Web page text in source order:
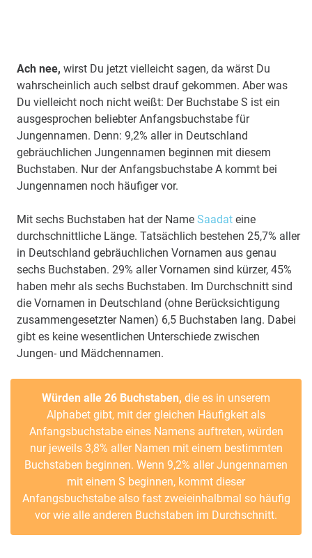
Ach nee, wirst Du jetzt vielleicht sagen, da wärst Du
wahrscheinlich auch selbst drauf gekommen. Aber was
Du vielleicht noch nicht weißt: Der Buchstabe S ist ein
ausgesprochen beliebter Anfangsbuchstabe für
Jungennamen. Denn: 9,2% aller in Deutschland
gebräuchlichen Jungennamen beginnen mit diesem
Buchstaben. Nur der Anfangsbuchstabe A kommt bei
Jungennamen noch häufiger vor.
Mit sechs Buchstaben hat der Name Saadat eine
durchschnittliche Länge. Tatsächlich bestehen 25,7% aller
in Deutschland gebräuchlichen Vornamen aus genau
sechs Buchstaben. 29% aller Vornamen sind kürzer, 45%
haben mehr als sechs Buchstaben. Im Durchschnitt sind
die Vornamen in Deutschland (ohne Berücksichtigung
zusammengesetzter Namen) 6,5 Buchstaben lang. Dabei
gibt es keine wesentlichen Unterschiede zwischen
Jungen- und Mädchennamen.
Würden alle 26 Buchstaben, die es in unserem
Alphabet gibt, mit der gleichen Häufigkeit als
Anfangsbuchstabe eines Namens auftreten, würden
nur jeweils 3,8% aller Namen mit einem bestimmten
Buchstaben beginnen. Wenn 9,2% aller Jungennamen
mit einem S beginnen, kommt dieser
Anfangsbuchstabe also fast zweieinhalbmal so häufig
vor wie alle anderen Buchstaben im Durchschnitt.